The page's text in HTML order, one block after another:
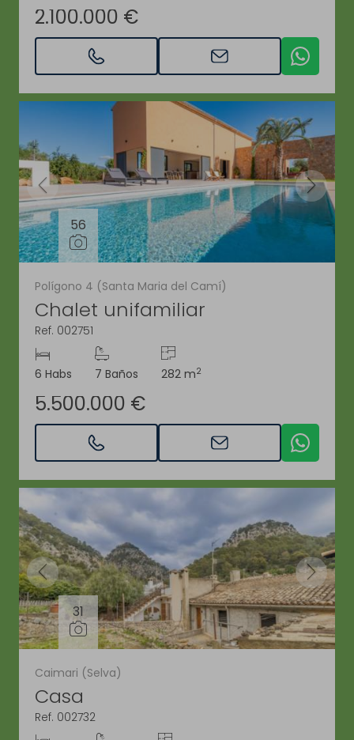
2.100.000 €
56
Polígono 4 (Santa Maria del Camí)
Chalet unifamiliar
Ref. 002751
6 Habs 7 Baños 282 m2
5.500.000 €
31
Caimari (Selva)
Casa
Ref. 002732